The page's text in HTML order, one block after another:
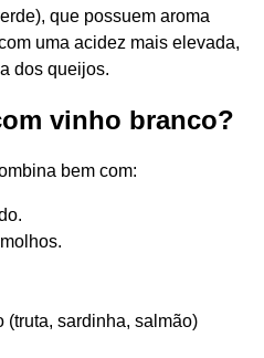
que possuem aroma
uma acidez mais elevada,
dos queijos.
vinho branco?
bem com:
(truta, sardinha, salmão)